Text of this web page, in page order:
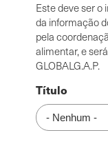
Este deve ser o
da informação
pela
alimentar, e
GLOBALG.A.P.
Título